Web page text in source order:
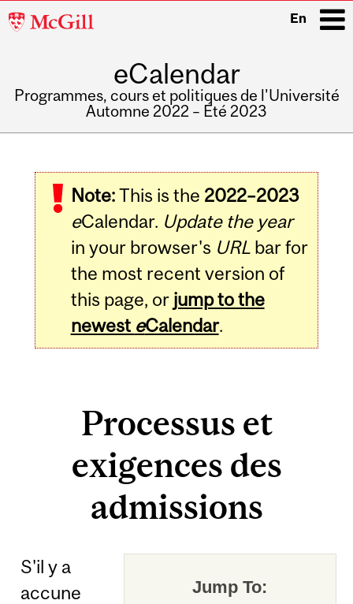
McGill
En
eCalendar
Programmes, cours et politiques de l'Université
Automne 2022 – Été 2023
Note:This is the 2022–2023
eCalendar. Update the year
in your browser's URLbar for
the most recent version of
this page, or jump to the
newest eCalendar.
Processus et
exigences des
admissions
Jump To:
S'il y a
accune